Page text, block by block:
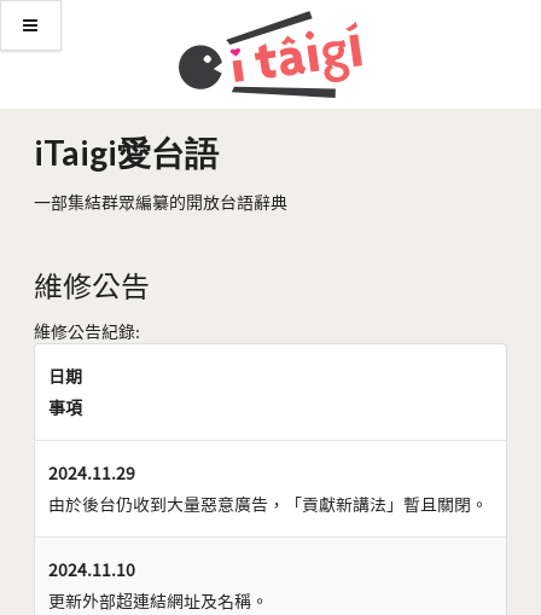
iTaigi愛台語
一部集結群眾編纂的開放台語辭典
維修公告
維修公告紀錄:
日期
事項
2024.11.29
由於後台仍收到大量惡意廣告，「貢獻新講法」暫且關閉。
2024.11.10
更新外部超連結網址及名稱。